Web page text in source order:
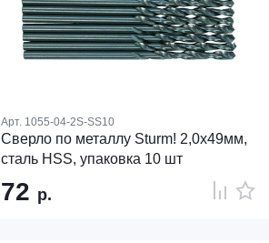
Арт. 1055-04-2S-SS10
Сверло по металлу Sturm! 2,0х49мм,
сталь HSS, упаковка 10 шт
72 р.